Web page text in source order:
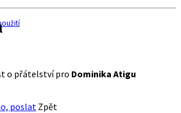
o přátelství pro Dominika Atigu
poslat Zpět